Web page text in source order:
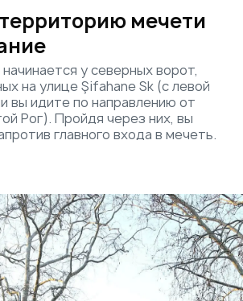
мечети
у северных ворот,
на улице Şifahane Sk (с левой
вы идите по направлению от
Рог). Пройдя через них, вы
главного входа в мечеть.